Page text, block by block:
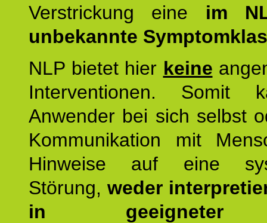
Verstrickung eine im
unbekannte
NLP bietet hier keine
Interventionen. Somit
Anwender bei sich selbst
Kommunikation mit
Hinweise auf eine
Störung, weder
in geeigneter